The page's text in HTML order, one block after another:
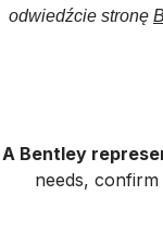
odwiedźcie stronę
A Bentley
needs, confirm